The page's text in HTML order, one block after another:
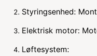
Styringsenhed:
Elektrisk motor:
Løftesystem: